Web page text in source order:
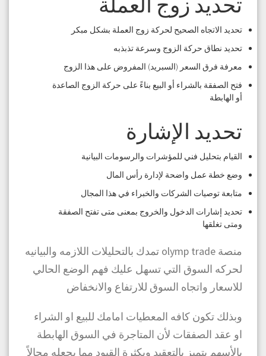
تحديد الاتجاه الصحيح لحركة زوج العملة بشكل مبكر
تحديد نطاق حركة الزوج وسرعة تذبذبه
معرفة فرق السعر (السبريد) المفروض على هذا الزوج
فتح الصفقة بالشراء أو البيع بناءً على حركة الزوج الصاعدة
أو الهابطة
تحديد الإشارة
القيام بتحليل فني للمؤشرات والرسومات البيانية
وضع خطة عمل واضحة لإدارة رأس المال
متابعة توصيات الشركات والخبراء في هذا المجال
تحديد إشارات الدخول والخروج بمعنى متى تفتح الصفقة
ومتى تغلقها
منصة olymp trade تمدك بالتحليلات اللازمه والبيانيه
لحركه السوق التي تسهل عليك فهم الوضع الحالي
للاسعار واتجاه السوق للارتفاع والانخفاض
وبذلك تكون كافه المعطيات امامك للبيع او الشراء
او عقد الصفقات لأن المتاجرة في السوق الهابطة
بالأسهم يتميز بالتعقيد وبكثرة القيود مما يجعله مجالاً